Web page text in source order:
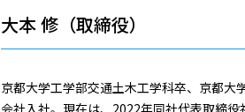
大本 修（取締役）
京都大学工学部交通土木工学科卒、京都
会社入社。現在は、2022年同社代表取締